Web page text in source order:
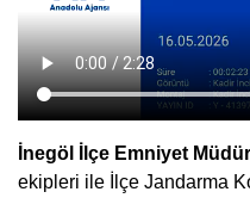
İnegöl İlçe Emniyet
ekipleri ile İlçe Jandarma